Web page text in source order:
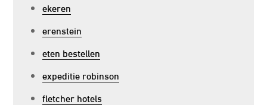
ekeren
erenstein
eten bestellen
expeditie robinson
fletcher hotels